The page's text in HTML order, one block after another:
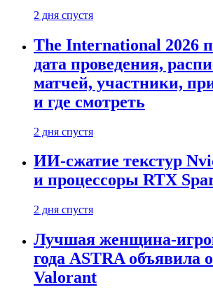
2 дня спустя
The International 2026
дата проведения,
матчей, участники,
и где смотреть
2 дня спустя
ИИ-сжатие текстур
и процессоры RTX
2 дня спустя
Лучшая женщина-
года ASTRA объявила
Valorant